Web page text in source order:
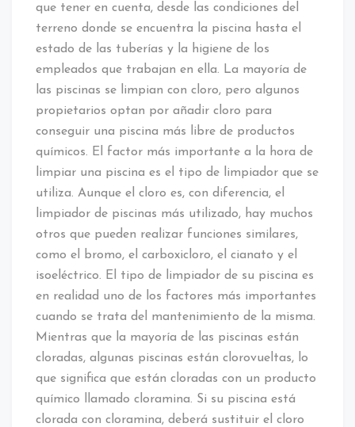
que tener en cuenta, desde las condiciones del
terreno donde se encuentra la piscina hasta el
estado de las tuberías y la higiene de los
empleados que trabajan en ella. La mayoría de
las piscinas se limpian con cloro, pero algunos
propietarios optan por añadir cloro para
conseguir una piscina más libre de productos
químicos. El factor más importante a la hora de
limpiar una piscina es el tipo de limpiador que se
utiliza. Aunque el cloro es, con diferencia, el
limpiador de piscinas más utilizado, hay muchos
otros que pueden realizar funciones similares,
como el bromo, el carboxicloro, el cianato y el
isoeléctrico. El tipo de limpiador de su piscina es
en realidad uno de los factores más importantes
cuando se trata del mantenimiento de la misma.
Mientras que la mayoría de las piscinas están
cloradas, algunas piscinas están clorovueltas, lo
que significa que están cloradas con un producto
químico llamado cloramina. Si su piscina está
clorada con cloramina, deberá sustituir el cloro